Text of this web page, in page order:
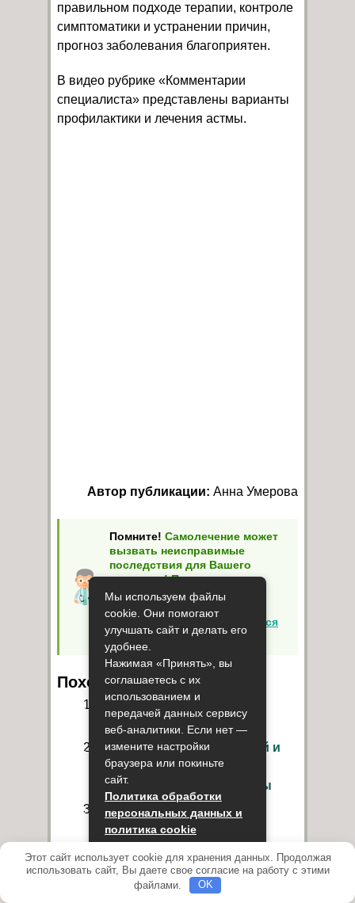
правильном подходе терапии, контроле
симптоматики и устранении причин,
прогноз заболевания благоприятен.
В видео рубрике «Комментарии
специалиста» представлены варианты
профилактики и лечения астмы.
Автор публикации: Анна Умерова
Помните! Самолечение может
вызвать неисправимые
последствия для Вашего
здоровья! При первых
симптомах заболевания мы
рекомендуем
обратиться
к специалисту !
Похожие Статьи:
Симптомы и лечение
инфекционной астмы
Особенности доврачебной и
врачебной помощи при
приступе сердечной астмы
Лечение астмы методом
иглоукалывания
Астмы у кошек: диагностика,
профилактика и лечение
Мы используем файлы
cookie. Они помогают
улучшать сайт и делать его
удобнее.
Нажимая «Принять», вы
соглашаетесь с их
использованием и
передачей данных сервису
веб-аналитики. Если нет —
измените настройки
браузера или покиньте
сайт.
Политика обработки
персональных данных и
политика cookie
Принять
Этот сайт использует cookie для хранения данных. Продолжая
использовать сайт, Вы даете свое согласие на работу с этими
файлами.
OK